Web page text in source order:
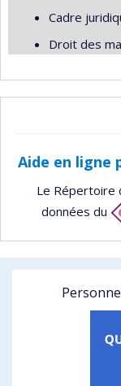
Cadre
Droit des
Aide en ligne
Le Répertoire
données du